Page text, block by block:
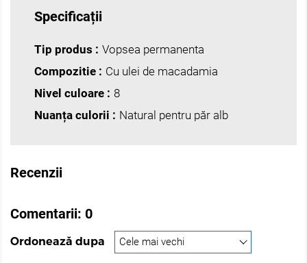
• Acţiune delicată asupra părului şi scalpului • 100%
acoperire păr cărunt
Utilizare: Se amestecă cu oxidanții DE LUXE 3%, 6%, 9%
1:1 și cu activatorul DE LUXE 1,5% 1:2.
Specificații
Tip produs : Vopsea permanenta
Compozitie : Cu ulei de macadamia
Nivel culoare : 8
Nuanța culorii : Natural pentru păr alb
Recenzii
Comentarii: 0
Ordonează dupa